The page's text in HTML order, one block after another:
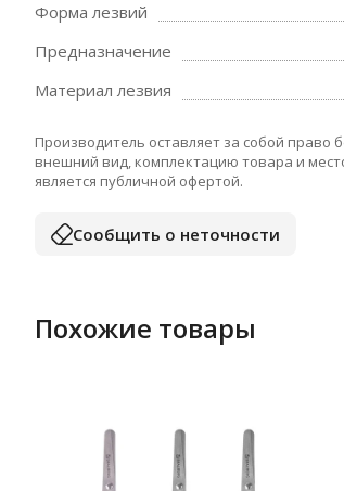
Форма лезвий
Предназначение
Материал лезвия
Производитель оставляет за собой право
внешний вид, комплектацию товара и
является публичной офертой.
Сообщить о неточности
Похожие товары